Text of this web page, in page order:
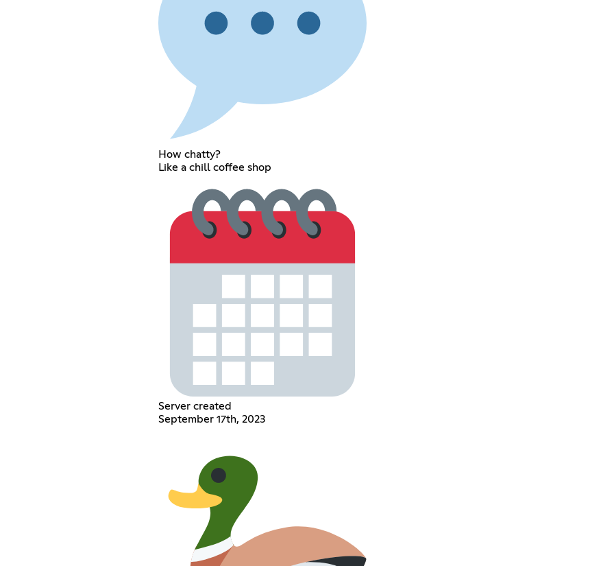
How chatty?
Like a chill coffee shop
Server created
September 17th, 2023